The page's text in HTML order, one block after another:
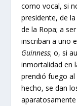
como vocal, si
presidente, de
de la Ropa; a
inscriban a uno
Guinness; o, si
inmortalidad en
prendió fuego al
hecho, se dan